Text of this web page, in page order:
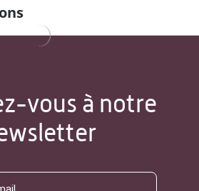
vous à notre